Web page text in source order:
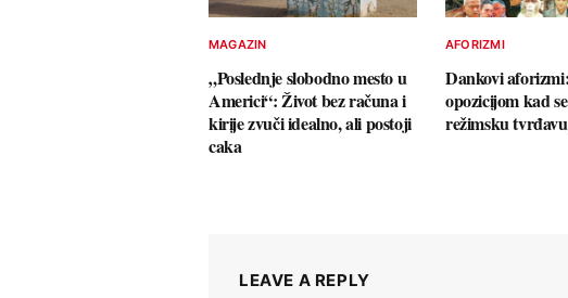
MAGAZIN
„Poslednje slobodno mesto u
Americi“: Život bez računa i
kirije zvuči idealno, ali postoji
caka
AFORIZMI
Dankovi
opozicijom kad
režimsku
LEAVE A REPLY